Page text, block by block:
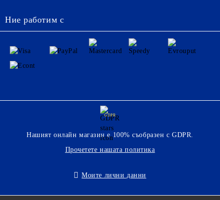
Ние работим с
GDPR
Нашият онлайн магазин е 100% съобразен с GDPR.
Прочетете нашата политика
Моите лични данни